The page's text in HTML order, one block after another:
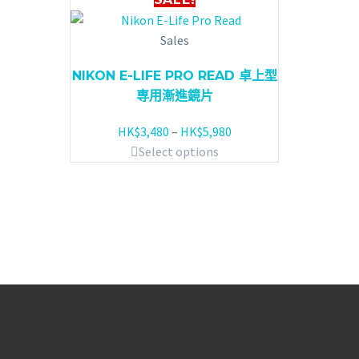
Sales
NIKON E-LIFE PRO READ 卓上型
専用漸進鏡片
HK$3,480 – HK$5,980
Select options